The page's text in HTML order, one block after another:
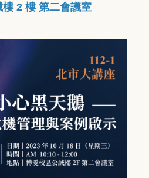
2 樓 第二會議室